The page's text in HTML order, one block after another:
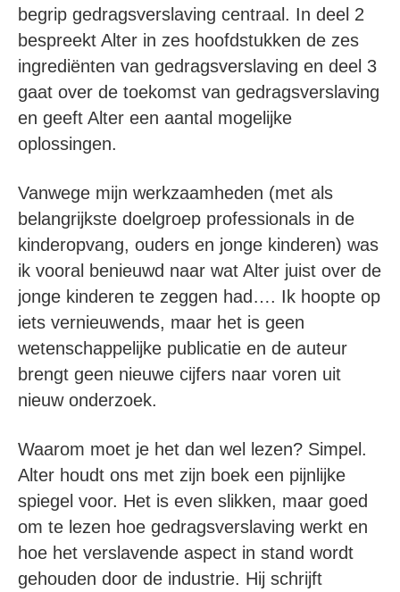
begrip gedragsverslaving centraal. In deel 2
bespreekt Alter in zes hoofdstukken de zes
ingrediënten van gedragsverslaving en deel 3
gaat over de toekomst van gedragsverslaving
en geeft Alter een aantal mogelijke
oplossingen.
Vanwege mijn werkzaamheden (met als
belangrijkste doelgroep professionals in de
kinderopvang, ouders en jonge kinderen) was
ik vooral benieuwd naar wat Alter juist over de
jonge kinderen te zeggen had…. Ik hoopte op
iets vernieuwends, maar het is geen
wetenschappelijke publicatie en de auteur
brengt geen nieuwe cijfers naar voren uit
nieuw onderzoek.
Waarom moet je het dan wel lezen? Simpel.
Alter houdt ons met zijn boek een pijnlijke
spiegel voor. Het is even slikken, maar goed
om te lezen hoe gedragsverslaving werkt en
hoe het verslavende aspect in stand wordt
gehouden door de industrie. Hij schrijft